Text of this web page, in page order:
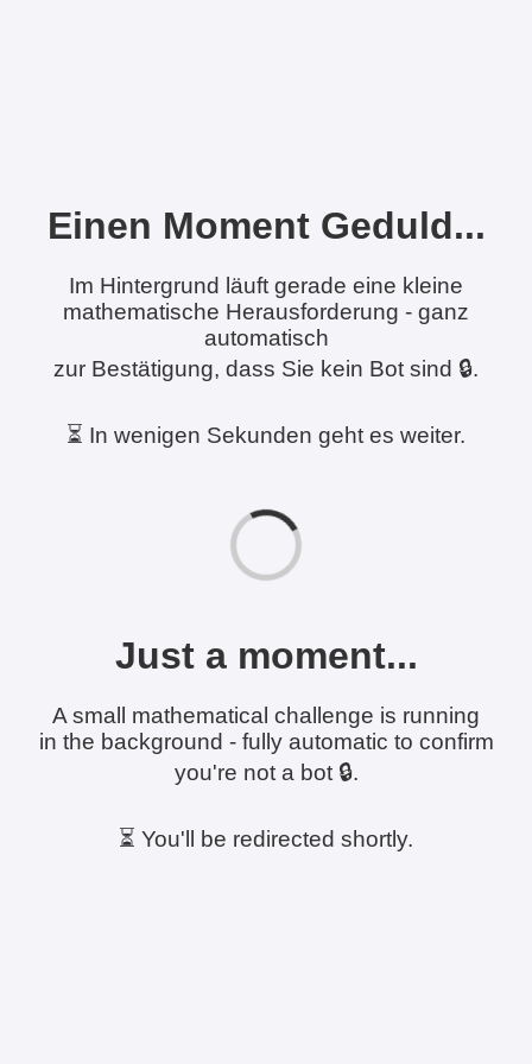
Einen Moment Geduld...
Im Hintergrund läuft gerade eine kleine
mathematische Herausforderung - ganz
automatisch
zur Bestätigung, dass Sie kein Bot sind 🔒.
⏳ In wenigen Sekunden geht es weiter.
Just a moment...
A small mathematical challenge is running
in the background - fully automatic to confirm
you're not a bot 🔒.
⏳ You'll be redirected shortly.